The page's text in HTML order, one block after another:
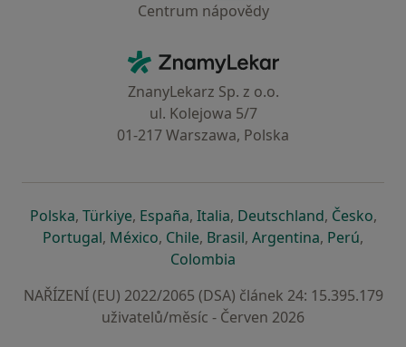
Centrum nápovědy
ZnamyLekar - Hlavní stránka
ZnanyLekarz Sp. z o.o.
ul. Kolejowa 5/7
01-217 Warszawa, Polska
Polskase otevře v nové záložce
, Türkiyese otevře v nové záložce
, Españase otevře v nové záložce
, Italiase otevře v nové záložce
, Deutschlandse otevře v
, Českose
,
Portugalse otevře v nové záložce
, Méxicose otevře v nové záložce
, Chilese otevře v nové záložce
, Brasilse otevře v nové
, Argentinase otevře v
, Perúse
,
Colombia
NAŘÍZENÍ (EU) 2022/2065 (DSA) článek 24: 15.395.179
uživatelů/měsíc - Červen 2026